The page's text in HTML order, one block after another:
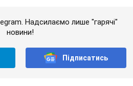
Надсилаємо лише "гарячі"
новини!
Підписатись